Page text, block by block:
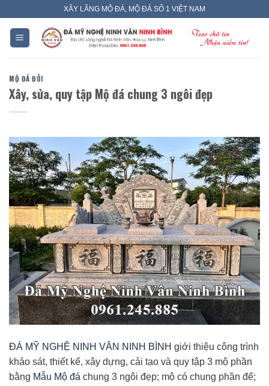
content
XÂY LĂNG MỘ ĐÁ, MỘ ĐÁ SỐ 1 VIỆT NAM
MỘ ĐÁ ĐÔI
Xây, sửa, quy tập Mộ đá chung 3 ngôi đẹp
ĐÁ MỸ NGHỆ NINH VÂN NINH BÌNH giới thiệu công trình
khảo sát, thiết kế, xây dựng, cải tạo và quy tập 3 mộ phần
bằng Mẫu Mộ đá chung 3 ngôi đẹp; mộ có chung phần đế;